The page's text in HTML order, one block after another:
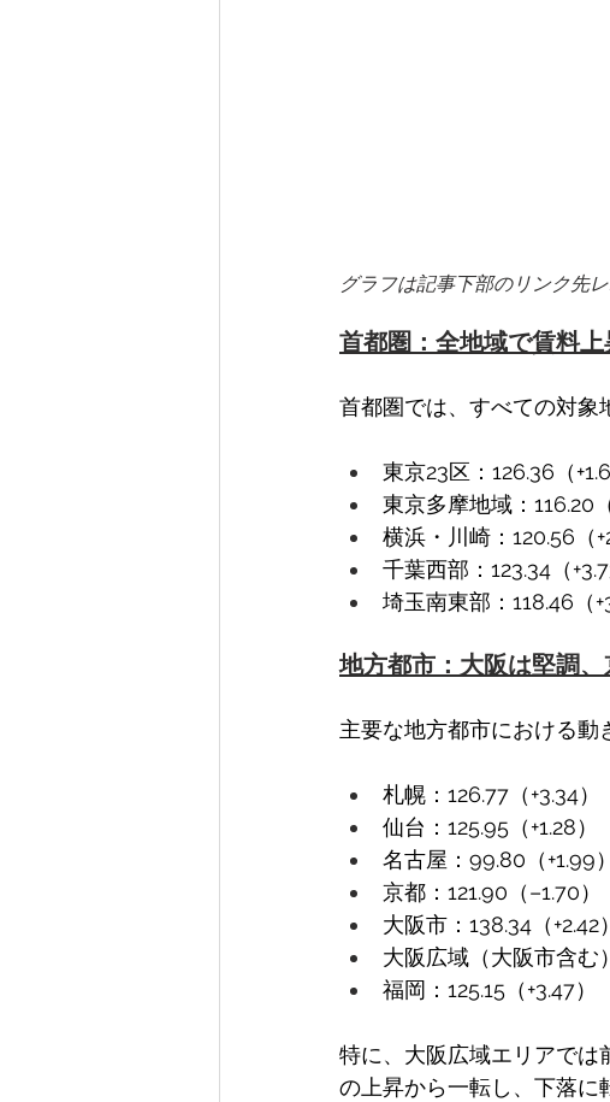
グラフは記事下部のリンク先
首都圏：全地域で賃料上
首都圏では、すべての対象
東京23区：126.36（
東京多摩地域：116.20
横浜・川崎：120.56（
千葉西部：123.34（
埼玉南東部：118.46（
地方都市：大阪は堅調
主要な地方都市における動
札幌：126.77（+3.34）
仙台：125.95（+1.28）
名古屋：99.80（+1.99）
京都：121.90（–1.70）
大阪市：138.34（+2.42
大阪広域（大阪市含む
福岡：125.15（+3.47）
特に、大阪広域エリアでは
の上昇から一転し、下落に